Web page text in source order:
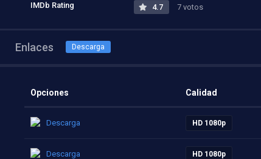
IMDb Rating 4.7 7 votos
Enlaces Descarga
Opciones Calidad
Descarga HD 1080p
Descarga HD 1080p